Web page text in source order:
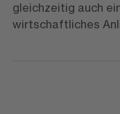
gleichzeitig auch
wirtschaftliches